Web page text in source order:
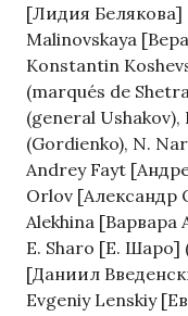
[Лидия Белякова]
Malinovskaya
Konstantin
(marqués de
(general
(Gordienko), N.
Andrey Fayt
Orlov [Александр
Alekhina [Варвара
E. Sharo [Е. Шаро]
[Даниил
Evgeniy Lenskiy